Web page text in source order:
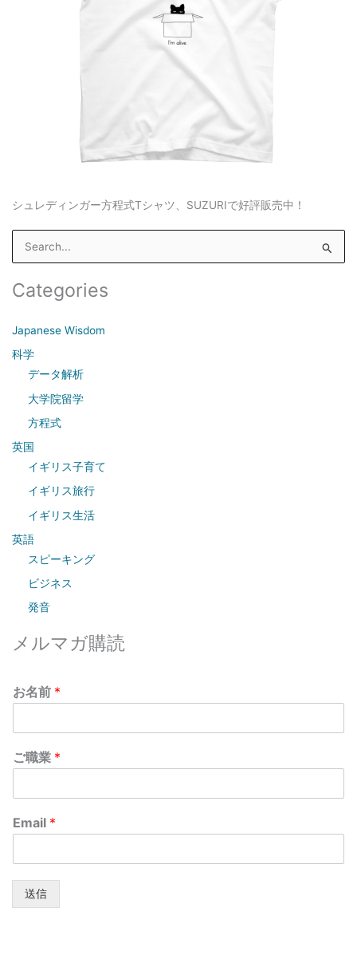
シュレディンガー方程式Tシャツ、SUZURIで好評販売中！
e
a
c
h
Categories
Japanese Wisdom
科学
データ解析
大学院留学
方程式
英国
イギリス子育て
イギリス旅行
イギリス生活
英語
スピーキング
ビジネス
発音
メルマガ購読
お名前 *
ご職業 *
Email *
送信